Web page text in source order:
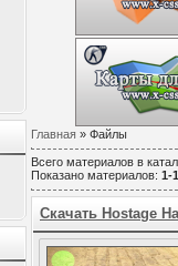
Главная » Файлы
Всего материалов в
Показано материалов: 1-
Скачать Hostage